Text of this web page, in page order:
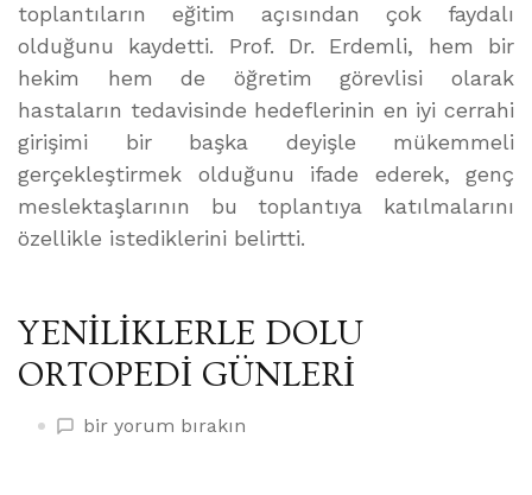
toplantıların eğitim açısından çok faydalı
olduğunu kaydetti. Prof. Dr. Erdemli, hem bir
hekim hem de öğretim görevlisi olarak
hastaların tedavisinde hedeflerinin en iyi cerrahi
girişimi bir başka deyişle mükemmeli
gerçekleştirmek olduğunu ifade ederek, genç
meslektaşlarının bu toplantıya katılmalarını
özellikle istediklerini belirtti.
YENİLİKLERLE DOLU
ORTOPEDİ GÜNLERİ
YENİLİKLERLE
bir yorum bırakın